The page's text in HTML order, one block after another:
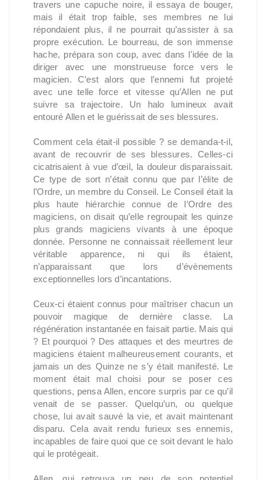
travers une capuche noire, il essaya de bouger,
mais il était trop faible, ses membres ne lui
répondaient plus, il ne pourrait qu’assister à sa
propre exécution. Le bourreau, de son immense
hache, prépara son coup, avec dans l'idée de la
diriger avec une monstrueuse force vers le
magicien. C’est alors que l’ennemi fut projeté
avec une telle force et vitesse qu’Allen ne put
suivre sa trajectoire. Un halo lumineux avait
entouré Allen et le guérissait de ses blessures.
Comment cela était-il possible ? se demanda-t-il,
avant de recouvrir de ses blessures. Celles-ci
cicatrisaient à vue d’œil, la douleur disparaissait.
Ce type de sort n’était connu que par l’élite de
l’Ordre, un membre du Conseil. Le Conseil était la
plus haute hiérarchie connue de l’Ordre des
magiciens, on disait qu’elle regroupait les quinze
plus grands magiciens vivants à une époque
donnée. Personne ne connaissait réellement leur
véritable apparence, ni qui ils étaient,
n’apparaissant que lors d’évènements
exceptionnelles lors d’incantations.
Ceux-ci étaient connus pour maîtriser chacun un
pouvoir magique de dernière classe. La
régénération instantanée en faisait partie. Mais qui
? Et pourquoi ? Des attaques et des meurtres de
magiciens étaient malheureusement courants, et
jamais un des Quinze ne s’y était manifesté. Le
moment était mal choisi pour se poser ces
questions, pensa Allen, encore surpris par ce qu’il
venait de se passer. Quelqu’un, ou quelque
chose, lui avait sauvé la vie, et avait maintenant
disparu. Cela avait rendu furieux ses ennemis,
incapables de faire quoi que ce soit devant le halo
qui le protégeait.